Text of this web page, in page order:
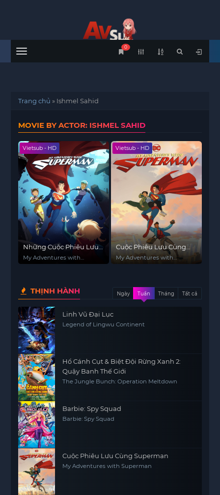
Menu
0
Trang chủ » Ishmel Sahid
MOVIE BY ACTOR: ISHMEL SAHID
Vietsub - HD
Những Cuộc Phiêu Lưu
Cùng Superman (Phần
2)
My Adventures with
Vietsub - HD
Cuộc Phiêu Lưu Cùng
Superman
My Adventures with
THỊNH HÀNH Ngày Tuần Tháng Tất cả
Linh Vũ Đại Lục
Legend of Lingwu Continent
Hổ Cánh Cụt & Biệt Đội Rừng Xanh 2:
Quậy Banh Thế Giới
The Jungle Bunch: Operation Meltdown
Barbie: Spy Squad
Barbie: Spy Squad
Cuộc Phiêu Lưu Cùng Superman
My Adventures with Superman